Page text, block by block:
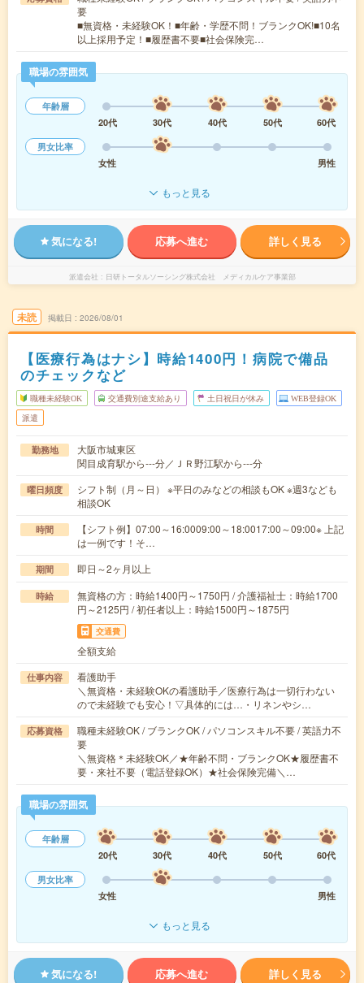
要
■無資格・未経験OK！■年齢・学歴不問！ブランクOK!■10名
以上採用予定！■履歴書不要■社会保険完…
職場の雰囲気
年齢層
20代
30代 40代 50代
60代
男女比率
女性
男性
もっと見る
気になる! 応募へ進む 詳しく見る
派遣会社 日研トータルソーシング株式会社 メディカルケア事業部
未読 掲載日 2026/08/01
【医療行為はナシ】時給1400円！病院で備品
のチェックなど
職種未経験OK 交通費別途支給あり 土日祝日が休み WEB登録OK
派遣
勤務地
大阪市城東区
関目成育駅から---分／ＪＲ野江駅から---分
曜日頻度
シフト制（月～日） ※平日のみなどの相談もOK ※週3なども
相談OK
時間
【シフト例】07:00～16:0009:00～18:0017:00～09:00※ 上記
は一例です！そ…
期間 即日～2ヶ月以上
時給
無資格の方：時給1400円～1750円 / 介護福祉士：時給1700
円～2125円 / 初任者以上：時給1500円～1875円
交通費
全額支給
仕事内容
看護助手
＼無資格・未経験OKの看護助手／医療行為は一切行わない
ので未経験でも安心！▽具体的には…・リネンやシ…
応募資格
職種未経験OK / ブランクOK / パソコンスキル不要 / 英語力不
要
＼無資格＊未経験OK／★年齢不問・ブランクOK★履歴書不
要・来社不要（電話登録OK）★社会保険完備＼…
職場の雰囲気
年齢層
20代
30代 40代 50代
60代
男女比率
女性
男性
もっと見る
気になる! 応募へ進む 詳しく見る